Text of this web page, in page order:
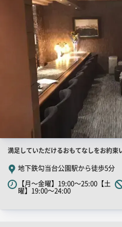
店
舗
PR
キ
ッ
満足していただけるおもてなしをお約束
地下鉄勾当台公園駅から徒歩5分
【月～金曜】19:00～25:00【土
曜】19:00～24:00